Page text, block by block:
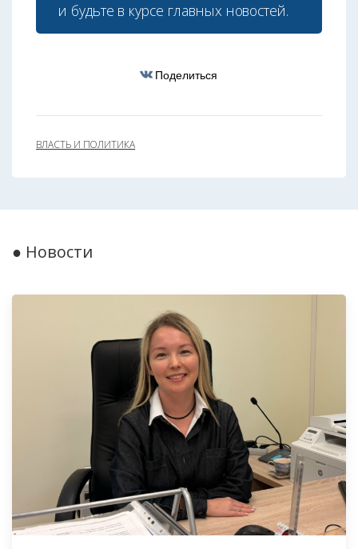
и будьте в курсе главных новостей.
Поделиться
ВЛАСТЬ И ПОЛИТИКА
● Новости